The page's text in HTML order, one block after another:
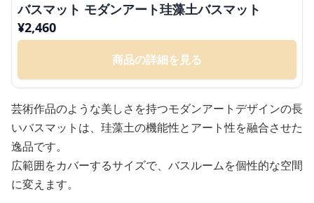
バスマット モダンアート珪藻土バスマット
¥2,460
商品の詳細を見る
芸術作品のような美しさを持つモダンアートデザインの長
いバスマットは、珪藻土の機能性とアート性を融合させた
逸品です。
広範囲をカバーするサイズで、バスルームを個性的な空間
に変えます。